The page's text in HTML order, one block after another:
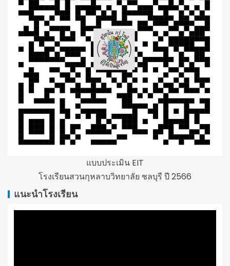
แบบประเมิน EIT
โรงเรียนสวนกุหลาบวิทยาลัย ชลบุรี ปี 2566
แนะนำโรงเรียน